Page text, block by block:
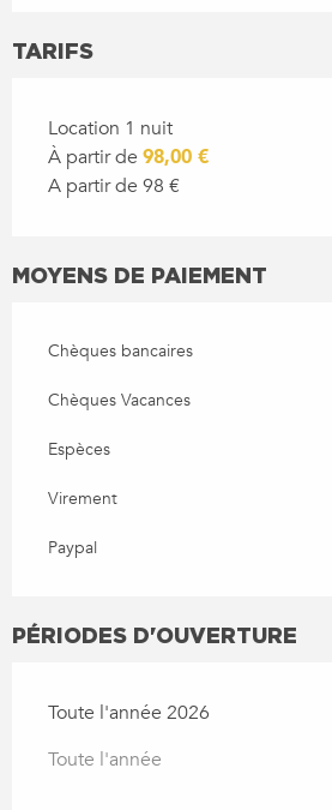
TARIFS
Location 1 nuit
À partir de 98,00 €
A partir de 98 €
MOYENS DE PAIEMENT
Chèques bancaires
Chèques Vacances
Espèces
Virement
Paypal
PÉRIODES D'OUVERTURE
Toute l'année 2026
Toute l'année